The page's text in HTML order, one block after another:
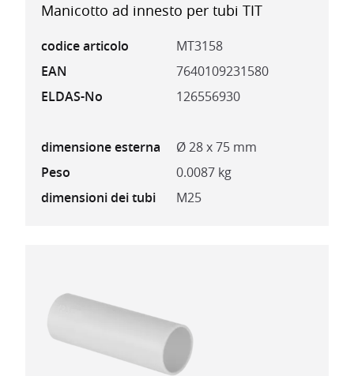
Manicotto ad innesto per tubi TIT
codice articolo
MT3158
EAN
7640109231580
ELDAS-No
126556930
dimensione esterna
Ø 28 x 75 mm
Peso
0.0087 kg
dimensioni dei tubi
M25